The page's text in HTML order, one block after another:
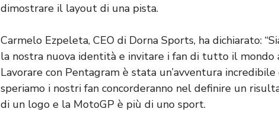
dimostrare il layout di una pista.
Carmelo Ezpeleta, CEO di Dorna Sports, ha dichiarato:
la nostra nuova identità e invitare i fan di tutto il mondo
Lavorare con Pentagram è stata un’avventura
speriamo i nostri fan concorderanno nel definire un
di un logo e la MotoGP è più di uno sport.